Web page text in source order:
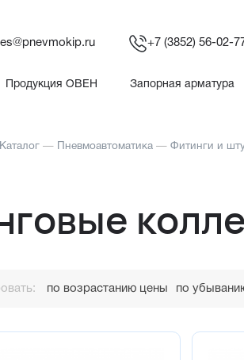
+7 (3852) 56-02-
Продукция ОВЕН Запорная арматура
Каталог — Пневмоавтоматика — Фитинги и
по возрастанию цены по